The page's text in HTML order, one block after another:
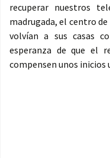
recuperar nuestros
madrugada, el centro
volvían a sus casas
esperanza de que el
compensen unos